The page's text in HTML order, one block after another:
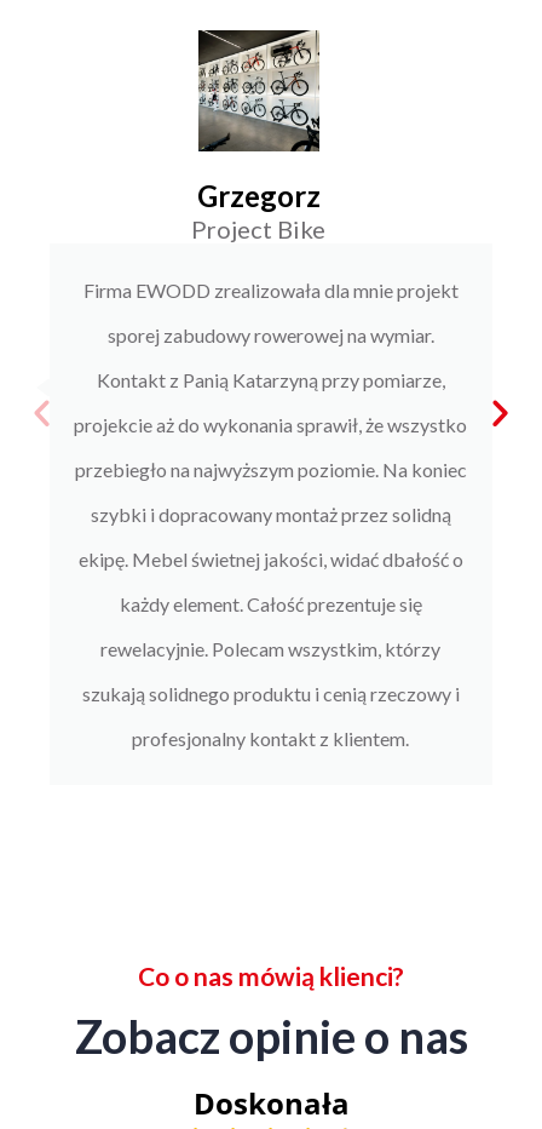
Firma EWODD zrealizowała dla mnie projekt
sporej zabudowy rowerowej na wymiar.
Kontakt z Panią Katarzyną przy pomiarze,
projekcie aż do wykonania sprawił, że wszystko
przebiegło na najwyższym poziomie. Na koniec
szybki i dopracowany montaż przez solidną
ekipę. Mebel świetnej jakości, widać dbałość o
każdy element. Całość prezentuje się
rewelacyjnie. Polecam wszystkim, którzy
szukają solidnego produktu i cenią rzeczowy i
profesjonalny kontakt z klientem.
Grzegorz
Project Bike
Co o nas mówią klienci?
Zobacz opinie o nas
Doskonała